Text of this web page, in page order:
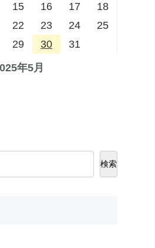
年5月
15 16 17
18
22 23 24
25
29 30 31
検索